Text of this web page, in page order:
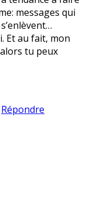
messages qui
Et au fait, mon
tu peux
Répondre